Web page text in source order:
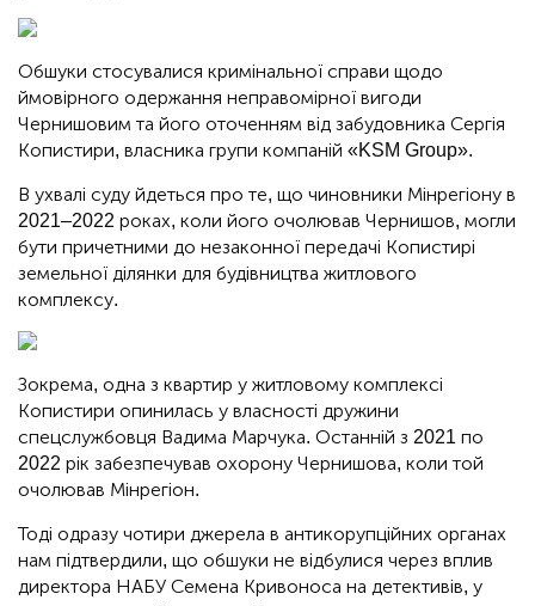
Обшуки стосувалися кримінальної справи щодо
ймовірного одержання неправомірної вигоди
Чернишовим та його оточенням від забудовника Сергія
Копистири, власника групи компаній «KSM Group».
В ухвалі суду йдеться про те, що чиновники Мінрегіону в
2021–2022 роках, коли його очолював Чернишов, могли
бути причетними до незаконної передачі Копистирі
земельної ділянки для будівництва житлового
комплексу.
Зокрема, одна з квартир у житловому комплексі
Копистири опинилась у власності дружини
спецслужбовця Вадима Марчука. Останній з 2021 по
2022 рік забезпечував охорону Чернишова, коли той
очолював Мінрегіон.
Тоді одразу чотири джерела в антикорупційних органах
нам підтвердили, що обшуки не відбулися через вплив
директора НАБУ Семена Кривоноса на детективів, у